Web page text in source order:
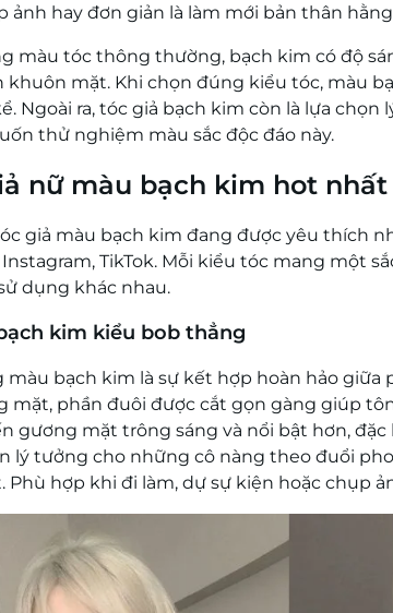
ảnh hay đơn giản là làm mới bản thân
màu tóc thông thường, bạch kim có độ
mặt. Khi chọn đúng kiểu tóc, màu
Ngoài ra, tóc giả bạch kim còn là lựa
thử nghiệm màu sắc độc đáo này.
nữ màu bạch kim hot
giả màu bạch kim đang được yêu thích
TikTok. Mỗi kiểu tóc mang một
dụng khác nhau.
kim kiểu bob thẳng
bạch kim là sự kết hợp hoàn hảo giữa
mặt, phần đuôi được cắt gọn gàng giúp
gương mặt trông sáng và nổi bật hơn,
lý tưởng cho những cô nàng theo đuổi
Phù hợp khi đi làm, dự sự kiện hoặc chụp